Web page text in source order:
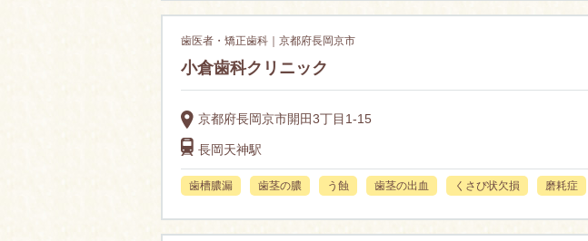
歯医者・矯正歯科｜京都府長岡京市
小倉歯科クリニック
京都府長岡京市開田3丁目1-15
長岡天神駅
歯槽膿漏 歯茎の膿 う蝕 歯茎の出血 くさび状欠損 磨耗症